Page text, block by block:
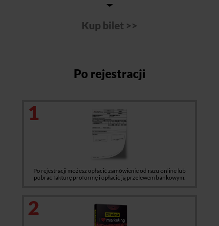
Po rejestracji
1
Po rejestracji możesz opłacić zamówienie od razu online lub
pobrać fakturę proformę i opłacić ją przelewem bankowym.
2